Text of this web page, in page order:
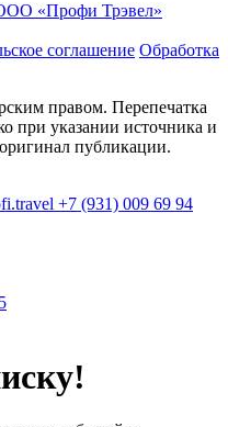
«Профи Трэвeл»
соглашение Обработка
правом. Перепечатка
при указании источника и
публикации.
+7 (931) 009 69 94